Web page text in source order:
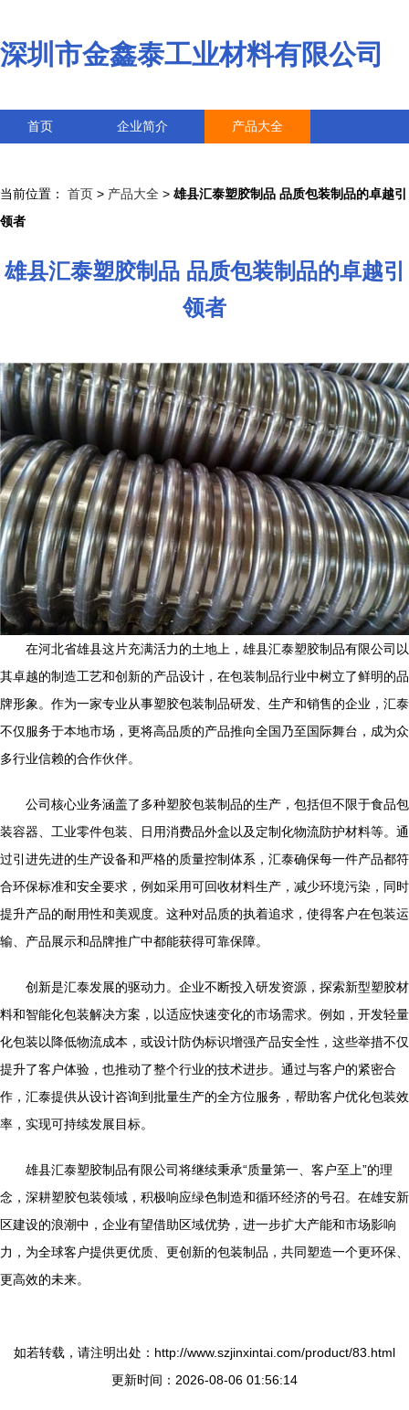
深圳市金鑫泰工业材料有限公司
首页 企业简介 产品大全
当前位置： 首页 > 产品大全 > 雄县汇泰塑胶制品 品质包装制品的卓越引
领者
雄县汇泰塑胶制品 品质包装制品的卓越引
领者
在河北省雄县这片充满活力的土地上，雄县汇泰塑胶制品有限公司以
其卓越的制造工艺和创新的产品设计，在包装制品行业中树立了鲜明的品
牌形象。作为一家专业从事塑胶包装制品研发、生产和销售的企业，汇泰
不仅服务于本地市场，更将高品质的产品推向全国乃至国际舞台，成为众
多行业信赖的合作伙伴。
公司核心业务涵盖了多种塑胶包装制品的生产，包括但不限于食品包
装容器、工业零件包装、日用消费品外盒以及定制化物流防护材料等。通
过引进先进的生产设备和严格的质量控制体系，汇泰确保每一件产品都符
合环保标准和安全要求，例如采用可回收材料生产，减少环境污染，同时
提升产品的耐用性和美观度。这种对品质的执着追求，使得客户在包装运
输、产品展示和品牌推广中都能获得可靠保障。
创新是汇泰发展的驱动力。企业不断投入研发资源，探索新型塑胶材
料和智能化包装解决方案，以适应快速变化的市场需求。例如，开发轻量
化包装以降低物流成本，或设计防伪标识增强产品安全性，这些举措不仅
提升了客户体验，也推动了整个行业的技术进步。通过与客户的紧密合
作，汇泰提供从设计咨询到批量生产的全方位服务，帮助客户优化包装效
率，实现可持续发展目标。
雄县汇泰塑胶制品有限公司将继续秉承“质量第一、客户至上”的理
念，深耕塑胶包装领域，积极响应绿色制造和循环经济的号召。在雄安新
区建设的浪潮中，企业有望借助区域优势，进一步扩大产能和市场影响
力，为全球客户提供更优质、更创新的包装制品，共同塑造一个更环保、
更高效的未来。
如若转载，请注明出处：http://www.szjinxintai.com/product/83.html
更新时间：2026-08-06 01:56:14